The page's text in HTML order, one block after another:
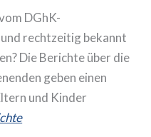
DGhK-
rechtzeitig bekannt
Die Berichte über die
geben einen
und Kinder